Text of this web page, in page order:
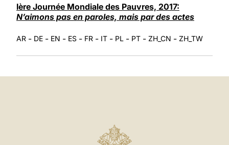
Ière Journée Mondiale des Pauvres, 2017:
N’aimons pas en paroles, mais par des actes
AR - DE - EN - ES - FR - IT - PL - PT - ZH_CN - ZH_TW